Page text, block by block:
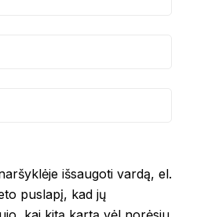
išsaugoti vardą, el.
puslapį, kad jų